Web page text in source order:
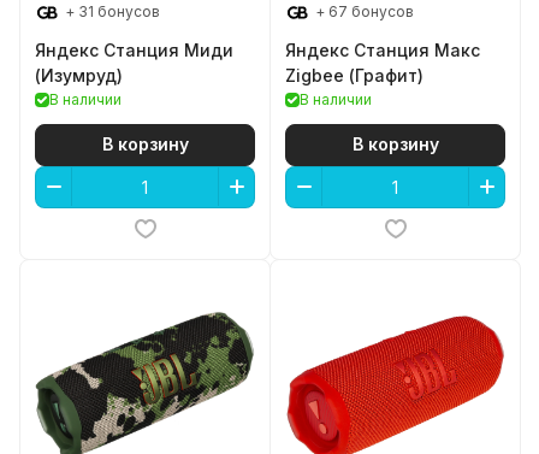
+ 31 бонусов
Яндекс Станция Миди
(Изумруд)
В наличии
В корзину
+ 67 бонусов
Яндекс Станция Макс
Zigbee (Графит)
В наличии
В корзину